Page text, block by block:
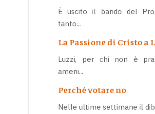
È uscito il bando del
tanto...
La Passione di Cristo a
Luzzi, per chi non è
ameni...
Perché votare no
Nelle ultime settimane il